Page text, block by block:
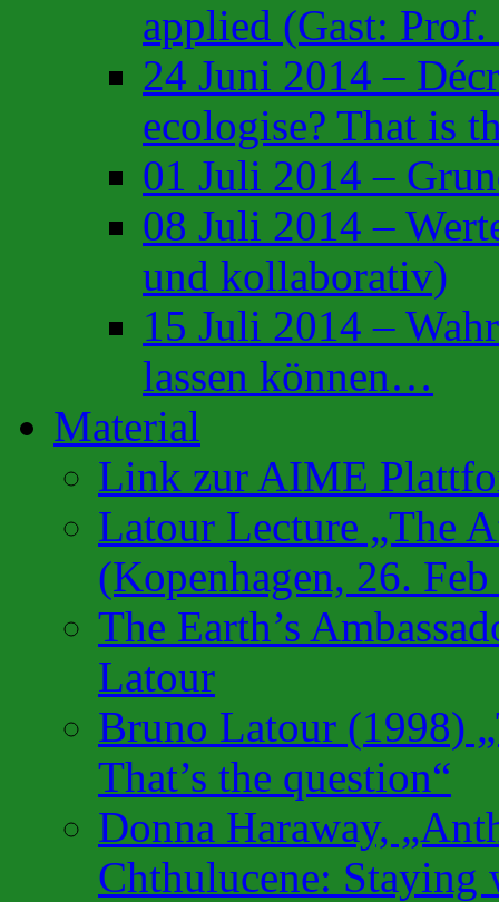
applied (Gast:
24 Juni 2014 –
ecologise? That is
01 Juli 2014 –
08 Juli 2014 –
und kollaborativ)
15 Juli 2014 –
lassen können…
Material
Link zur AIME
Latour Lecture „The
(Kopenhagen, 26.
The Earth’s
Latour
Bruno Latour (1998)
That’s the question“
Donna Haraway,
Chthulucene: